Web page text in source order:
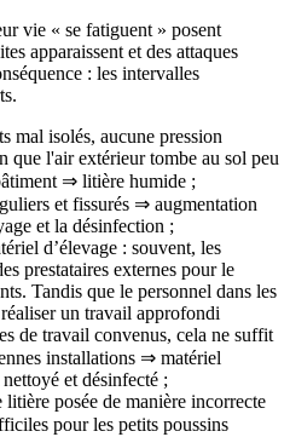
vie « se fatiguent » posent
apparaissent et des attaques
: les intervalles
mal isolés, aucune pression
que l'air extérieur tombe au sol peu
⇒ litière humide ;
et fissurés ⇒ augmentation
et la désinfection ;
d’élevage : souvent, les
prestataires externes pour le
Tandis que le personnel dans les
un travail approfondi
de travail convenus, cela ne suffit
installations ⇒ matériel
et désinfecté ;
posée de manière incorrecte
pour les petits poussins